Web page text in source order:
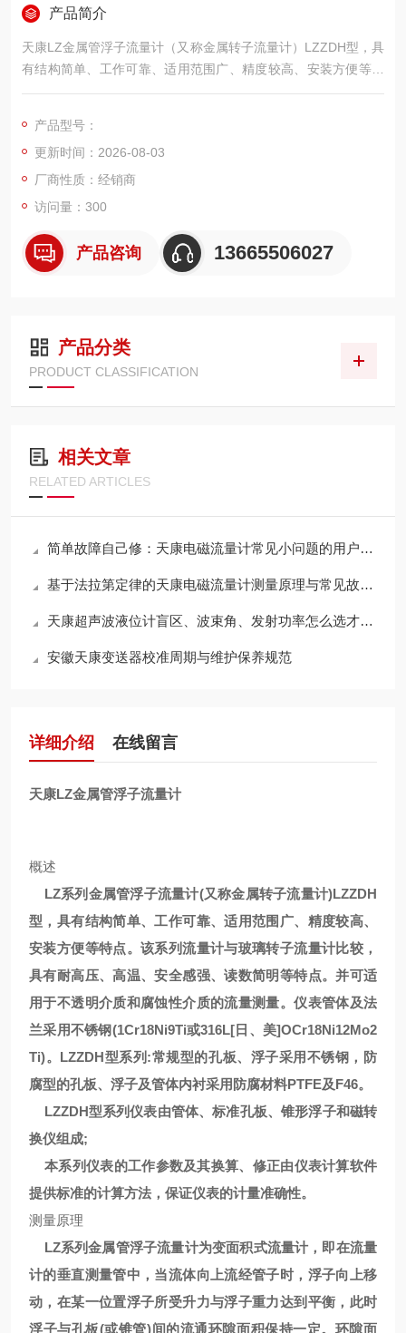
产品简介
天康LZ金属管浮子流量计（又称金属转子流量计）LZZDH型，具
有结构简单、工作可靠、适用范围广、精度较高、安装方便等特
点。该系列流量计与玻璃转子流量计比较，具有耐高压、高温、
产品型号：
更新时间：2026-08-03
厂商性质：经销商
访问量：300
产品咨询 13665506027
产品分类
PRODUCT CLASSIFICATION
相关文章
RELATED ARTICLES
简单故障自己修：天康电磁流量计常见小问题的用户自行处理方法
基于法拉第定律的天康电磁流量计测量原理与常见故障检修维护指南
天康超声波液位计盲区、波束角、发射功率怎么选才不误测
安徽天康变送器校准周期与维护保养规范
详细介绍 在线留言
天康LZ金属管浮子流量计
概述
LZ系列金属管浮子流量计(又称金属转子流量计)LZZDH
型，具有结构简单、工作可靠、适用范围广、精度较高、
安装方便等特点。该系列流量计与玻璃转子流量计比较，
具有耐高压、高温、安全感强、读数简明等特点。并可适
用于不透明介质和腐蚀性介质的流量测量。仪表管体及法
兰采用不锈钢(1Cr18Ni9Ti或316L[日、美]OCr18Ni12Mo2
Ti)。LZZDH型系列:常规型的孔板、浮子采用不锈钢，防
腐型的孔板、浮子及管体内衬采用防腐材料PTFE及F46。
LZZDH型系列仪表由管体、标准孔板、锥形浮子和磁转
换仪组成;
本系列仪表的工作参数及其换算、修正由仪表计算软件
提供标准的计算方法，保证仪表的计量准确性。
测量原理
LZ系列金属管浮子流量计为变面积式流量计，即在流量
计的垂直测量管中，当流体向上流经管子时，浮子向上移
动，在某一位置浮子所受升力与浮子重力达到平衡，此时
浮子与孔板(或锥管)间的流通环隙面积保持一定。环隙面